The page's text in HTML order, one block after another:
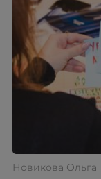
Новикова Ольга